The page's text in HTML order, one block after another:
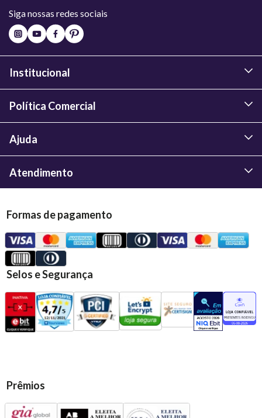
Siga nossas redes sociais
Institucional
Política Comercial
Ajuda
Atendimento
Formas de pagamento
Selos e Segurança
Prêmios